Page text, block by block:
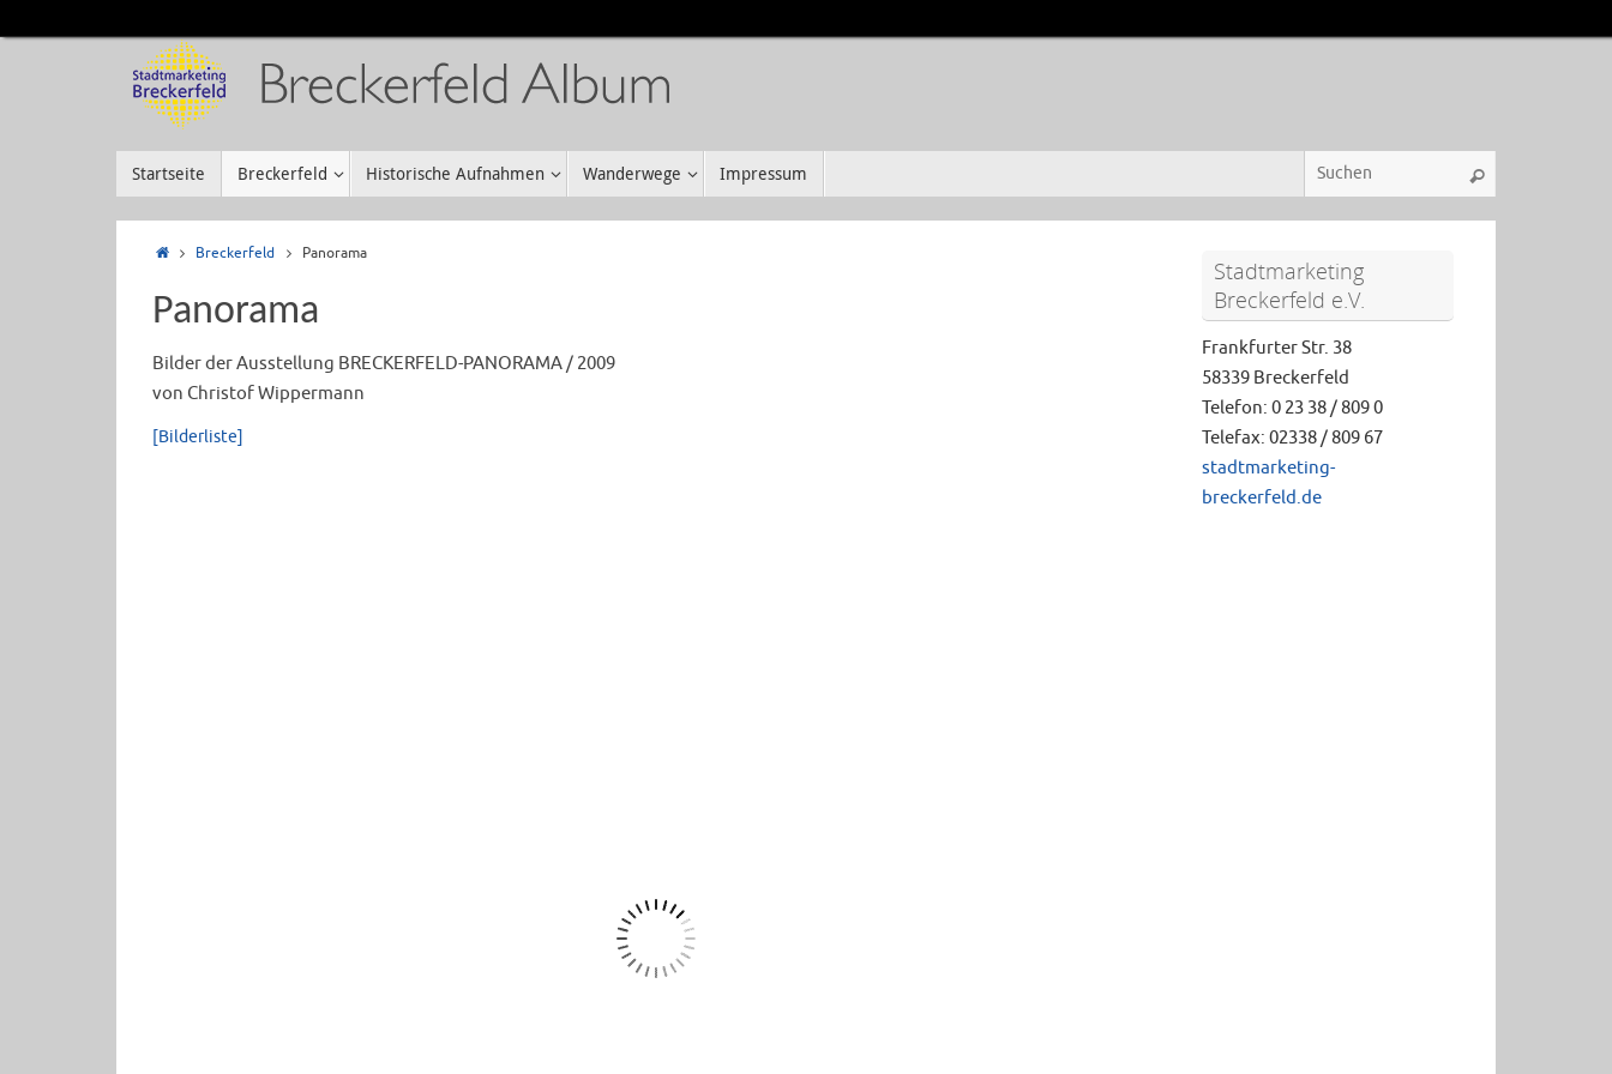
Startseite Breckerfeld Historische Aufnahmen Wanderwege Impressum
Breckerfeld Panorama
Panorama
Bilder der Ausstellung BRECKERFELD-PANORAMA / 2009
von Christof Wippermann
[Bilderliste]
Stadtmarketing
Breckerfeld e.V.
Frankfurter Str. 38
58339 Breckerfeld
Telefon: 0 23 38 / 809 0
Telefax: 02338 / 809 67
stadtmarketing-
breckerfeld.de